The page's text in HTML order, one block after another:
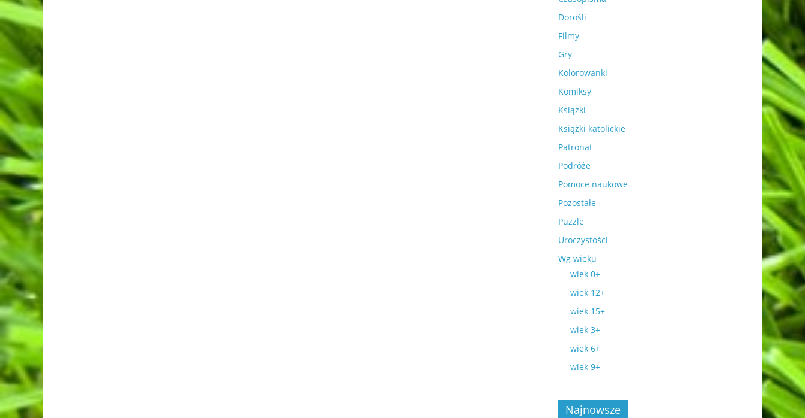
Dorośli
Filmy
Gry
Kolorowanki
Komiksy
Książki
Książki katolickie
Patronat
Podróże
Pomoce naukowe
Pozostałe
Puzzle
Uroczystości
Wg wieku
wiek 0+
wiek 12+
wiek 15+
wiek 3+
wiek 6+
wiek 9+
Najnowsze